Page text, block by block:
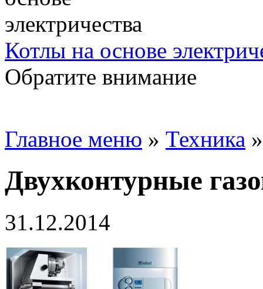
Котлы на основе
Обратите внимание
Главное меню » Техника
Двухконтурные
31.12.2014